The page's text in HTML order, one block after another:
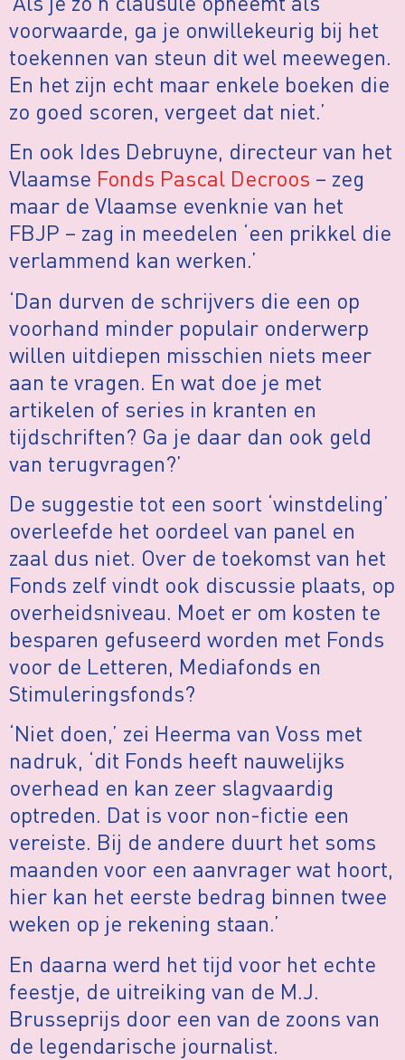
voorwaarde, ga je onwillekeurig bij het
toekennen van steun dit wel meewegen.
En het zijn echt maar enkele boeken die
zo goed scoren, vergeet dat niet.’
En ook Ides Debruyne, directeur van het
Vlaamse Fonds Pascal Decroos – zeg
maar de Vlaamse evenknie van het
FBJP – zag in meedelen ‘een prikkel die
verlammend kan werken.’
‘Dan durven de schrijvers die een op
voorhand minder populair onderwerp
willen uitdiepen misschien niets meer
aan te vragen. En wat doe je met
artikelen of series in kranten en
tijdschriften? Ga je daar dan ook geld
van terugvragen?’
De suggestie tot een soort ‘winstdeling’
overleefde het oordeel van panel en
zaal dus niet. Over de toekomst van het
Fonds zelf vindt ook discussie plaats, op
overheidsniveau. Moet er om kosten te
besparen gefuseerd worden met Fonds
voor de Letteren, Mediafonds en
Stimuleringsfonds?
‘Niet doen,’ zei Heerma van Voss met
nadruk, ‘dit Fonds heeft nauwelijks
overhead en kan zeer slagvaardig
optreden. Dat is voor non-fictie een
vereiste. Bij de andere duurt het soms
maanden voor een aanvrager wat hoort,
hier kan het eerste bedrag binnen twee
weken op je rekening staan.’
En daarna werd het tijd voor het echte
feestje, de uitreiking van de M.J.
Brusseprijs door een van de zoons van
de legendarische journalist.